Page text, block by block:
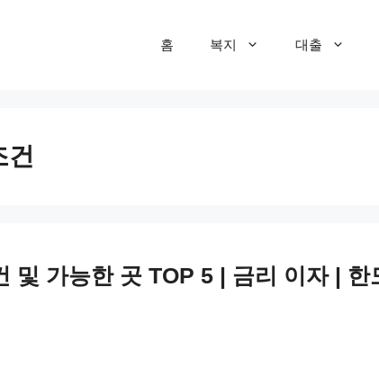
홈 복지 대출
건
및 가능한 곳 TOP 5 | 금리 이자 |